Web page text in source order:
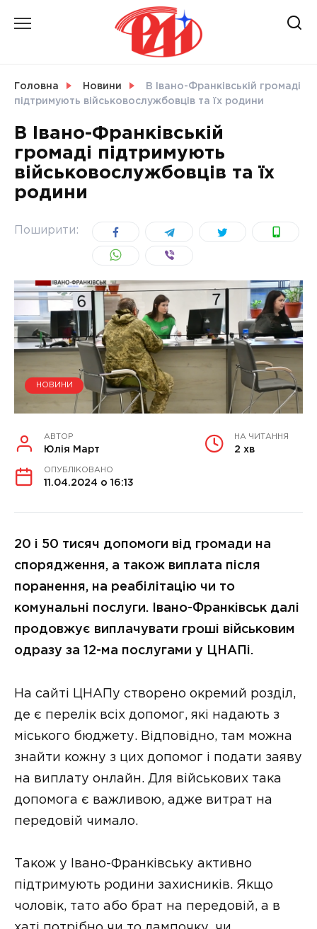
УКРАЇНА
Головна Новини
В Івано-Франківській громаді
підтримують військовослужбовців та їх родини
В Івано-Франківській
громаді підтримують
військовослужбовців та їх
родини
Поширити:
НОВИНИ
АВТОР
Юлія Март
НА ЧИТАННЯ
2 хв
ОПУБЛІКОВАНО
11.04.2024 о 16:13
20 і 50 тисяч допомоги від громади на
спорядження, а також виплата після
поранення, на реабілітацію чи то
комунальні послуги. Івано-Франківськ далі
продовжує виплачувати гроші військовим
одразу за 12-ма послугами у ЦНАПі.
На сайті ЦНАПу створено окремий розділ,
де є перелік всіх допомог, які надають з
міського бюджету. Відповідно, там можна
знайти кожну з цих допомог і подати заяву
на виплату онлайн. Для військових така
допомога є важливою, адже витрат на
передовій чимало.
Також у Івано-Франківську активно
підтримують родини захисників. Якщо
чоловік, тато або брат на передовій, а в